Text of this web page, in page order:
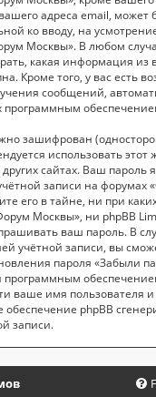
адреса email, может
ко вводу, на
Москвы». В любом
какая информация из
Кроме того, у вас есть
сообщений,
программным
зашифрован
использовать этот
сайтах. Ваш пароль
записи на форумах
его в тайне, ни при
Москвы», ни phpBB
ваш пароль. В
учётной записи, вы
пароля «Забыли
программным
ваше имя пользователя
обеспечение phpBB
записи.